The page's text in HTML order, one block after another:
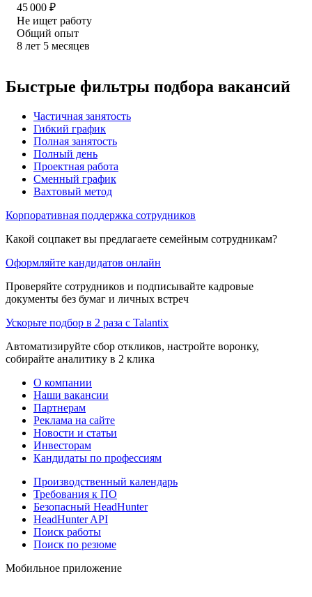
45 000 ₽
Не ищет работу
Общий опыт
8 лет 5 месяцев
Быстрые фильтры подбора вакансий
Частичная занятость
Гибкий график
Полная занятость
Полный день
Проектная работа
Сменный график
Вахтовый метод
Корпоративная поддержка сотрудников
Какой соцпакет вы предлагаете семейным сотрудникам?
Оформляйте кандидатов онлайн
Проверяйте сотрудников и подписывайте кадровые
документы без бумаг и личных встреч
Ускорьте подбор в 2 раза с Talantix
Автоматизируйте сбор откликов, настройте воронку,
собирайте аналитику в 2 клика
О компании
Наши вакансии
Партнерам
Реклама на сайте
Новости и статьи
Инвесторам
Кандидаты по профессиям
Производственный календарь
Требования к ПО
Безопасный HeadHunter
HeadHunter API
Поиск работы
Поиск по резюме
Мобильное приложение